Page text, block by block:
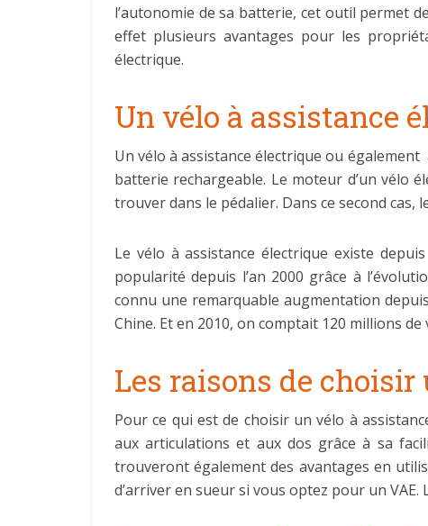
l’autonomie de sa batterie, cet outil permet
effet plusieurs avantages pour les
électrique.
Un vélo à assistance
Un vélo à assistance électrique ou
batterie rechargeable. Le moteur d’un vélo
trouver dans le pédalier. Dans ce second
Le vélo à assistance électrique existe
popularité depuis l’an 2000 grâce à
connu une remarquable augmentation
Chine. Et en 2010, on comptait 120 millions
Les raisons de
Pour ce qui est de choisir un vélo à
aux articulations et aux dos grâce à sa
trouveront également des avantages en
d’arriver en sueur si vous optez pour un